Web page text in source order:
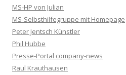
MS-HP von Julian
MS-Selbsthilfegruppe mit Homepage
Peter Jentsch Künstler
Phil Hubbe
Presse-Portal company-news
Raul Krauthausen